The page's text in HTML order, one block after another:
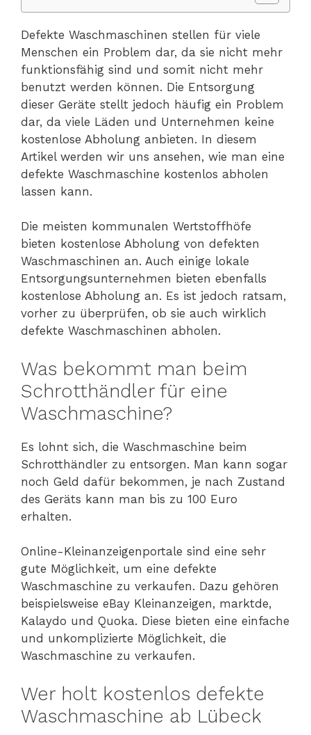
Defekte Waschmaschinen stellen für viele
Menschen ein Problem dar, da sie nicht mehr
funktionsfähig sind und somit nicht mehr
benutzt werden können. Die Entsorgung
dieser Geräte stellt jedoch häufig ein Problem
dar, da viele Läden und Unternehmen keine
kostenlose Abholung anbieten. In diesem
Artikel werden wir uns ansehen, wie man eine
defekte Waschmaschine kostenlos abholen
lassen kann.
Die meisten kommunalen Wertstoffhöfe
bieten kostenlose Abholung von defekten
Waschmaschinen an. Auch einige lokale
Entsorgungsunternehmen bieten ebenfalls
kostenlose Abholung an. Es ist jedoch ratsam,
vorher zu überprüfen, ob sie auch wirklich
defekte Waschmaschinen abholen.
Was bekommt man beim
Schrotthändler für eine
Waschmaschine?
Es lohnt sich, die Waschmaschine beim
Schrotthändler zu entsorgen. Man kann sogar
noch Geld dafür bekommen, je nach Zustand
des Geräts kann man bis zu 100 Euro
erhalten.
Online-Kleinanzeigenportale sind eine sehr
gute Möglichkeit, um eine defekte
Waschmaschine zu verkaufen. Dazu gehören
beispielsweise eBay Kleinanzeigen, marktde,
Kalaydo und Quoka. Diese bieten eine einfache
und unkomplizierte Möglichkeit, die
Waschmaschine zu verkaufen.
Wer holt kostenlos defekte
Waschmaschine ab Lübeck